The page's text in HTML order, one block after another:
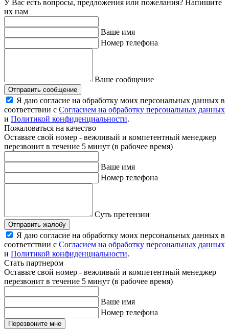
У Вас есть вопросы, предложения или пожелания? Напишите
их нам
Ваше имя
Номер телефона
Ваше сообщение
Отправить сообщение
Я даю согласие на обработку моих персональных данных в
соответствии с Согласием на обработку персональных данных
и Политикой конфиденциальности.
Пожаловаться на качество
Оставьте свой номер - вежливый и компетентный менеджер
перезвонит в течение 5 минут (в рабочее время)
Ваше имя
Номер телефона
Суть претензии
Отправить жалобу
Я даю согласие на обработку моих персональных данных в
соответствии с Согласием на обработку персональных данных
и Политикой конфиденциальности.
Стать партнером
Оставьте свой номер - вежливый и компетентный менеджер
перезвонит в течение 5 минут (в рабочее время)
Ваше имя
Номер телефона
Перезвоните мне